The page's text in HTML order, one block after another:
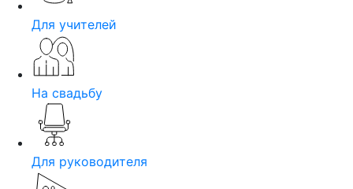
Для учителей
На свадьбу
Для руководителя